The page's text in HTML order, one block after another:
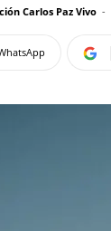
Carlos Paz Vivo -